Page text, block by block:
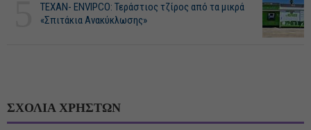
ΤΕΧΑΝ- ENVIPCO: Τεράστιος τζίρος από τα μικρά
«Σπιτάκια Ανακύκλωσης»
ΣΧΟΛΙΑ ΧΡΗΣΤΩΝ